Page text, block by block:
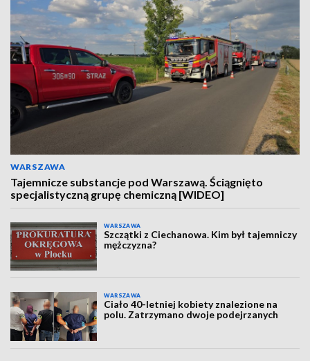
WARSZAWA
Tajemnicze substancje pod Warszawą. Ściągnięto
specjalistyczną grupę chemiczną [WIDEO]
WARSZAWA
Szczątki z Ciechanowa. Kim był tajemniczy
mężczyzna?
WARSZAWA
Ciało 40-letniej kobiety znalezione na
polu. Zatrzymano dwoje podejrzanych